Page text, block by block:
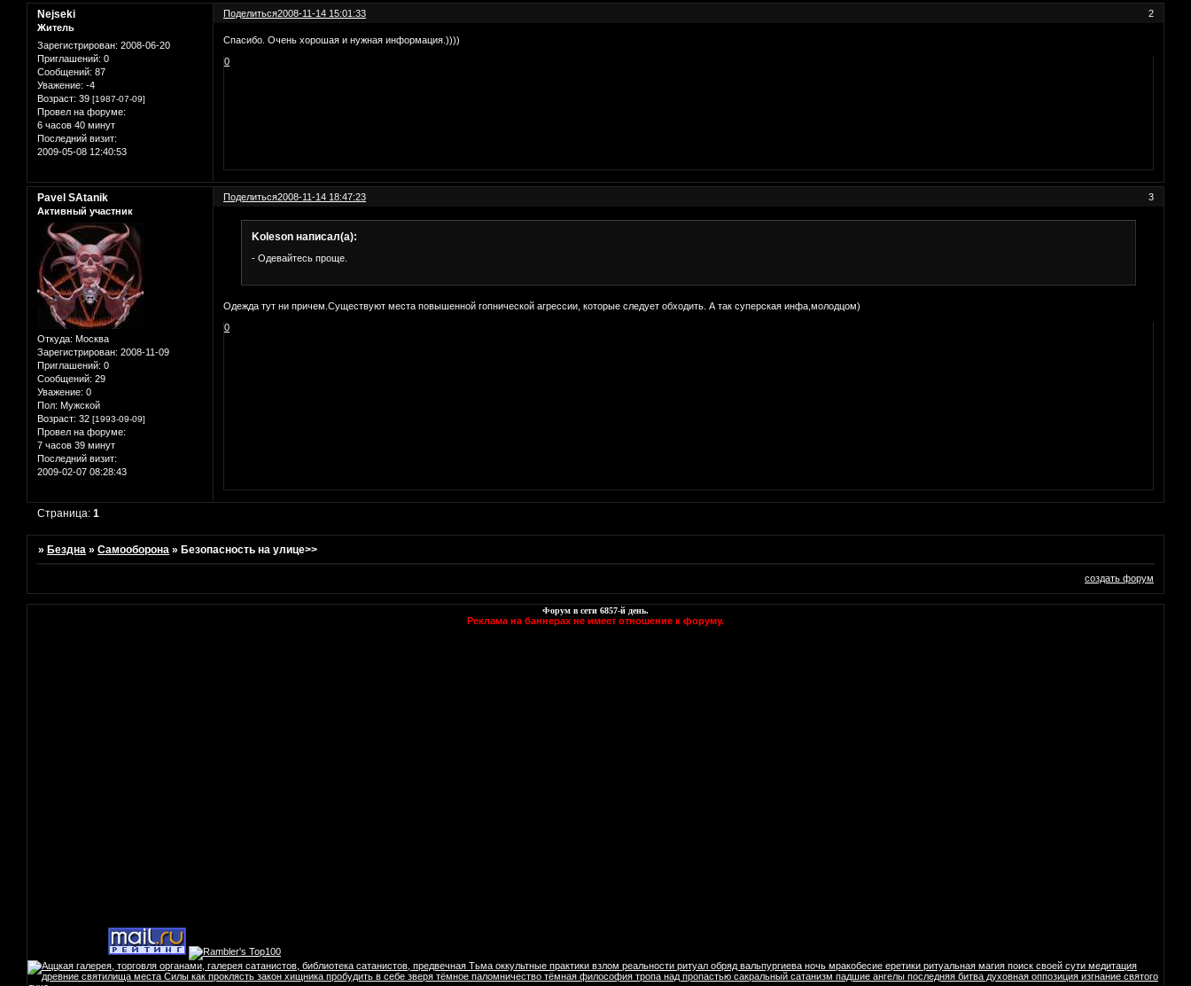
Поделиться 2
2008-11-14 15:01:33
Nejseki
Житель
Зарегистрирован: 2008-06-20
Приглашений: 0
Сообщений: 87
Уважение: -4
Возраст: 39 [1987-07-09]
Провел на форуме:
6 часов 40 минут
Последний визит:
2009-05-08 12:40:53
Спасибо. Очень хорошая и нужная информация.))))
0
Поделиться 3
2008-11-14 18:47:23
Pavel SAtanik
Активный участник
Откуда: Москва
Зарегистрирован: 2008-11-09
Приглашений: 0
Сообщений: 29
Уважение: 0
Пол: Мужской
Возраст: 32 [1993-09-09]
Провел на форуме:
7 часов 39 минут
Последний визит:
2009-02-07 08:28:43
Koleson написал(а):
- Одевайтесь пpоще.
Одежда тут ни причем.Существуют места повышенной гопнической агрессии, которые следует обходить. А так суперская инфа,молодцом)
0
Страница:1
» Бездна »Самооборона » Безопасность на улице>>
создать форум
Форум в сети 6857-й день.
Реклама на баннерах не имеет отношение к форуму.